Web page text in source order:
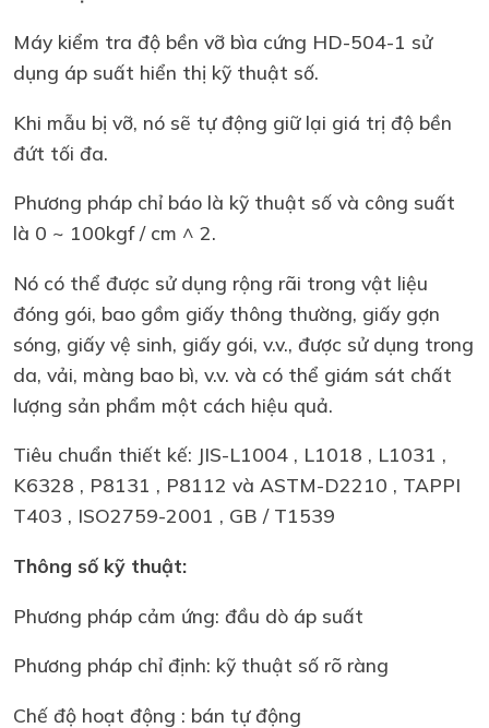
Máy kiểm tra độ bền vỡ bìa cứng HD-504-1 sử
dụng áp suất hiển thị kỹ thuật số.
Khi mẫu bị vỡ, nó sẽ tự động giữ lại giá trị độ bền
đứt tối đa.
Phương pháp chỉ báo là kỹ thuật số và công suất
là 0 ~ 100kgf / cm ^ 2.
Nó có thể được sử dụng rộng rãi trong vật liệu
đóng gói, bao gồm giấy thông thường, giấy gợn
sóng, giấy vệ sinh, giấy gói, v.v., được sử dụng trong
da, vải, màng bao bì, v.v. và có thể giám sát chất
lượng sản phẩm một cách hiệu quả.
Tiêu chuẩn thiết kế: JIS-L1004 , L1018 , L1031 ,
K6328 , P8131 , P8112 và ASTM-D2210 , TAPPI
T403 , ISO2759-2001 , GB / T1539
Thông số kỹ thuật:
Phương pháp cảm ứng: đầu dò áp suất
Phương pháp chỉ định: kỹ thuật số rõ ràng
Chế độ hoạt động : bán tự động